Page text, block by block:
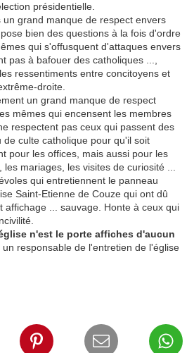
présidentielle.
grand manque de respect envers
bien des questions à la fois d'ordre
qui s'offusquent d'attaques envers
pas à bafouer des catholiques ...,
ressentiments entre concitoyens et
droite.
un grand manque de respect
mêmes qui encensent les membres
respectent pas ceux qui passent des
culte catholique pour qu'il soit
pour les offices, mais aussi pour les
mariages, les visites de curiosité ...
qui entretiennent le panneau
Saint-Etienne de Couze qui ont dû
affichage ... sauvage. Honte à ceux qui
n'est le porte affiches d'aucun
un responsable de l'entretien de l'église